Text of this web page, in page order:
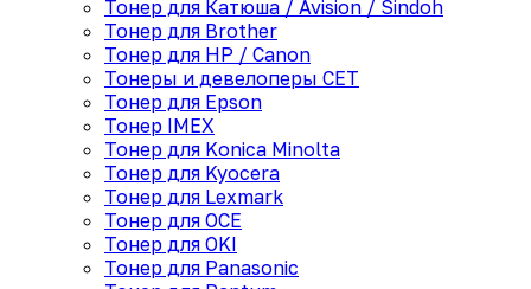
Тонер для Катюша / Avision / Sindoh
Тонер для Brother
Тонер для HP / Canon
Тонеры и девелоперы CET
Тонер для Epson
Тонер IMEX
Тонер для Konica Minolta
Тонер для Kyocera
Тонер для Lexmark
Тонер для OCE
Тонер для OKI
Тонер для Panasonic